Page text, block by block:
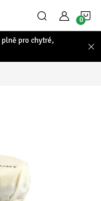
plně pro chytré,